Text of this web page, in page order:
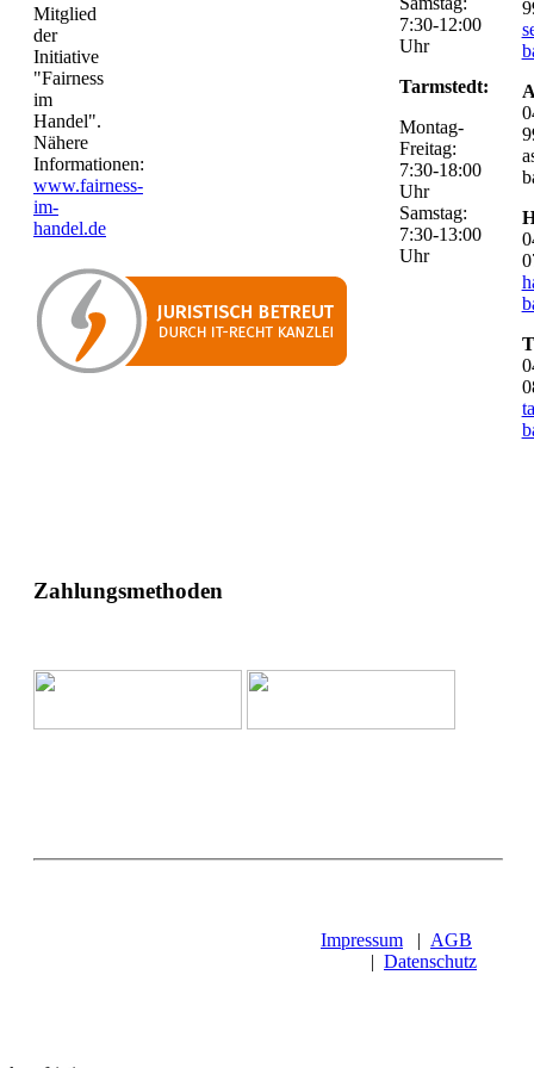
Mitglied
der
Initiative
"Fairness
im
Handel".
Nähere
Informationen:
www.fairness-
im-
handel.de
7:30-12:00
Uhr
Tarmstedt:
Montag-
Freitag:
7:30-18:00
Uhr
Samstag:
7:30-13:00
Uhr
Zahlungsmethoden
Impressum | AGB
| Datenschutz